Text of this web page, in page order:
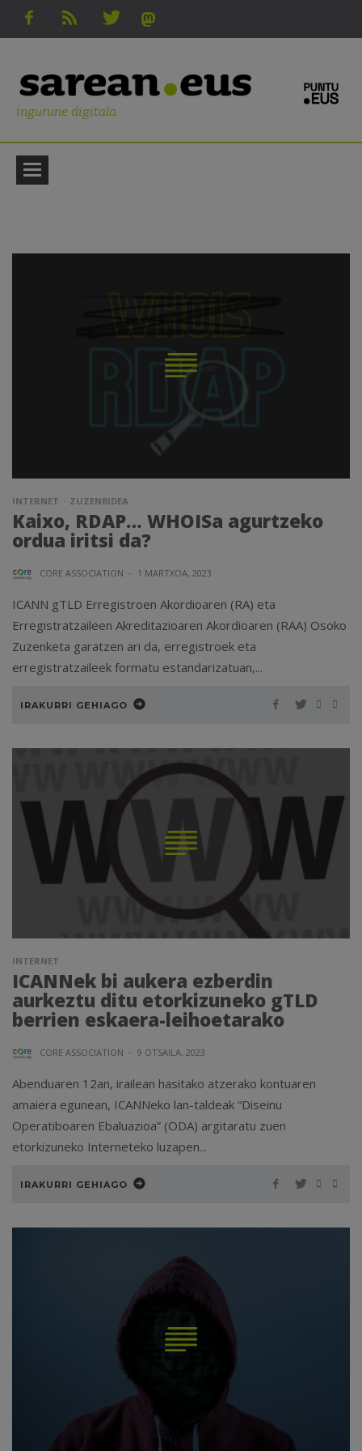
ingurune digitala
INTERNET ZUZENBIDEA
Kaixo, RDAP… WHOISa agurtzeko
ordua iritsi da?
CORE ASSOCIATION · 1 MARTXOA, 2023
ICANN gTLD Erregistroen Akordioaren (RA) eta
Erregistratzaileen Akreditazioaren Akordioaren (RAA) Osoko
Zuzenketa garatzen ari da, erregistroek eta
erregistratzaileek formatu estandarizatuan,...
IRAKURRI GEHIAGO
INTERNET
ICANNek bi aukera ezberdin
aurkeztu ditu etorkizuneko gTLD
berrien eskaera-leihoetarako
CORE ASSOCIATION · 9 OTSAILA, 2023
Abenduaren 12an, irailean hasitako atzerako kontuaren
amaiera egunean, ICANNeko lan-taldeak “Diseinu
Operatiboaren Ebaluazioa” (ODA) argitaratu zuen
etorkizuneko Interneteko luzapen...
IRAKURRI GEHIAGO